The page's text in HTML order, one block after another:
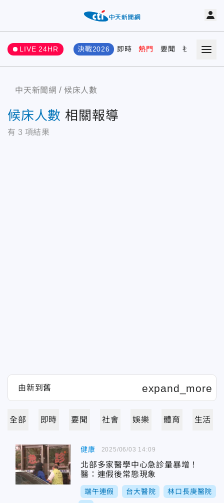
LIVE 24HR 決戰2026 即時 熱門 要聞 社會 娛樂
中天新聞網 候床人數
候床人數 相關報導
有 3 項結果
全部 即時 要聞 社會 娛樂 體育 生活
健康
北部多家醫學中心急診量暴增！
醫：連假後常態現象
端午連假 台大醫院 林口長庚醫院
2025/06/03 14:09